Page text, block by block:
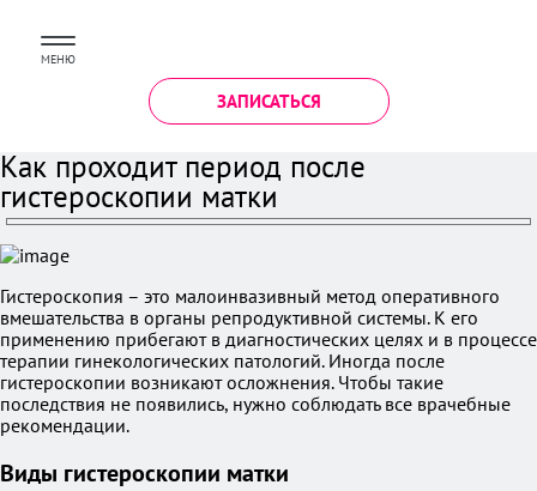
МЕНЮ
ЗАПИСАТЬСЯ
Как проходит период после
гистероскопии матки
Гистероскопия – это малоинвазивный метод оперативного
вмешательства в органы репродуктивной системы. К его
применению прибегают в диагностических целях и в процессе
терапии гинекологических патологий. Иногда после
гистероскопии возникают осложнения. Чтобы такие
последствия не появились, нужно соблюдать все врачебные
рекомендации.
Виды гистероскопии матки